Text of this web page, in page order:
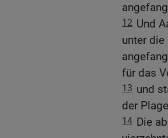
12 Und
unter die
für das
13 und
der
14 Die